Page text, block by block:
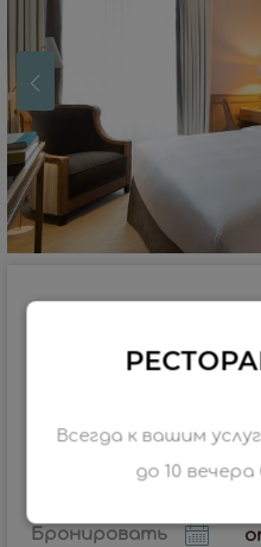
Двухместный: 1
Бронировать
Всегда к вашим